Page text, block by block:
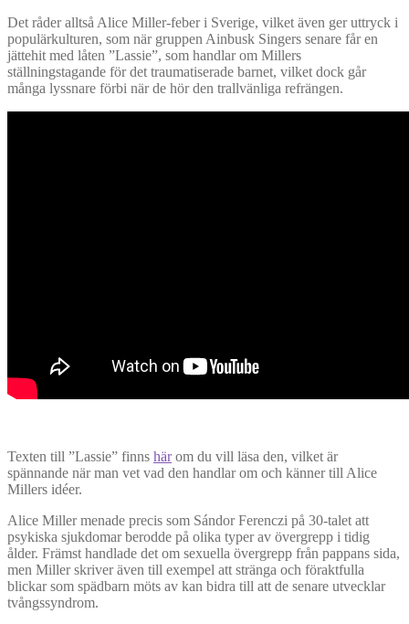
Det råder alltså Alice Miller-feber i Sverige, vilket även ger uttryck i
populärkulturen, som när gruppen Ainbusk Singers senare får en
jättehit med låten ”Lassie”, som handlar om Millers
ställningstagande för det traumatiserade barnet, vilket dock går
många lyssnare förbi när de hör den trallvänliga refrängen.
Texten till ”Lassie” finns härom du vill läsa den, vilket är
spännande när man vet vad den handlar om och känner till Alice
Millers idéer.
Alice Miller menade precis som Sándor Ferenczi på 30-talet att
psykiska sjukdomar berodde på olika typer av övergrepp i tidig
ålder. Främst handlade det om sexuella övergrepp från pappans sida,
men Miller skriver även till exempel att stränga och föraktfulla
blickar som spädbarn möts av kan bidra till att de senare utvecklar
tvångssyndrom.